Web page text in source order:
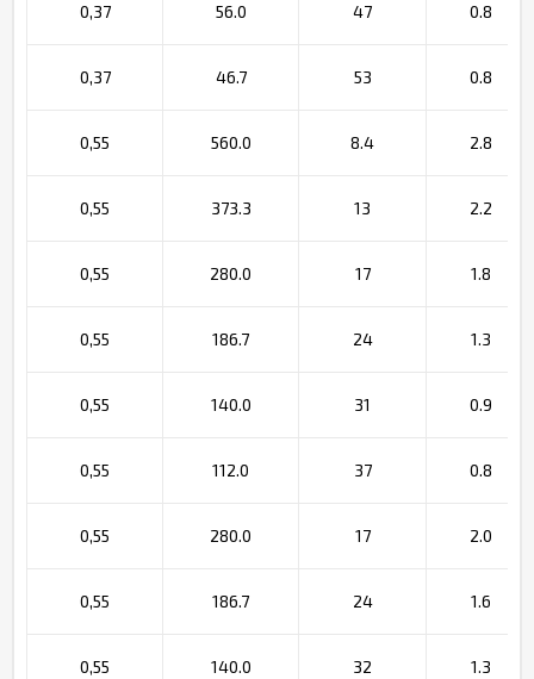
0,37 56.0 47 0.8
0,37 46.7 53 0.8
0,55 560.0 8.4 2.8
0,55 373.3 13 2.2
0,55 280.0 17 1.8
0,55 186.7 24 1.3
0,55 140.0 31 0.9
0,55 112.0 37 0.8
0,55 280.0 17 2.0
0,55 186.7 24 1.6
0,55 140.0 32 1.3